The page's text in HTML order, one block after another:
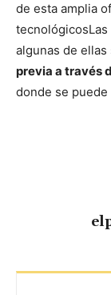
de esta amplia
tecnológicos
algunas de
previa a través
donde se